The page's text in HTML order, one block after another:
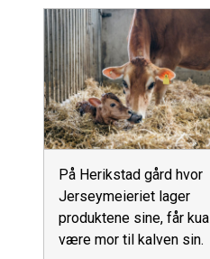
På Herikstad gård hvor
Jerseymeieriet lager
produktene sine, får kua
være mor til kalven sin.